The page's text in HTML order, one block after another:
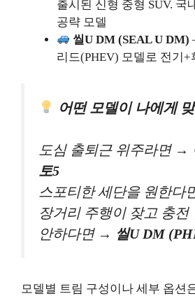
출시된 신형 중형 SUV. 국
공략 모델
씰U DM (SEAL U DM)
리드(PHEV) 모델로 전기
어떤 모델이 나에게
도심 출퇴근 위주라면 →
토5
스포티한 세단을 원한다
장거리 주행이 잦고 충전
안하다면 → 씰U DM
모델별 트림 구성이나 세부 옵션